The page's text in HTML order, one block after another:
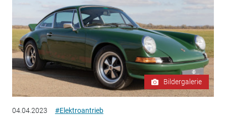
Bildergalerie
04.04.2023 #Elektroantrieb